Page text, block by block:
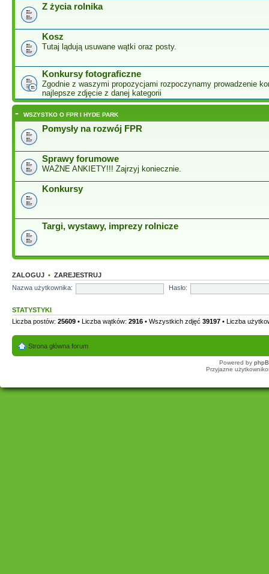
Z życia rolnika
Kosz
Tutaj lądują usuwane wątki oraz posty.
Konkursy fotograficzne
Zgodnie z waszymi propozycjami rozpoczynamy prowadzenie
najlepsze zdjęcie z danej kategorii
- WSZYSTKO O FPR I HYDE PARK
Pomysły na rozwój FPR
Sprawy forumowe
WAŻNE ANKIETY!!! Zajrzyj koniecznie.
Konkursy
Targi, wystawy, imprezy rolnicze
ZALOGUJ • ZAREJESTRUJ
Nazwa użytkownika:
Hasło:
STATYSTYKI
Liczba postów: 25609 • Liczba wątków: 2916 • Wszystkich zdjęć 39197 • Liczba
Strona główna forum
Powered by
Przyjazne